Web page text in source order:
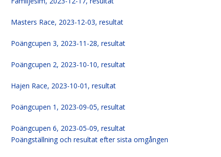
Masters Race, 2023-12-03, resultat
Poängcupen 3, 2023-11-28, resultat
Poängcupen 2, 2023-10-10, resultat
Hajen Race, 2023-10-01, resultat
Poängcupen 1, 2023-09-05, resultat
Poängcupen 6, 2023-05-09, resultat
Poängställning och resultat efter sista omgången